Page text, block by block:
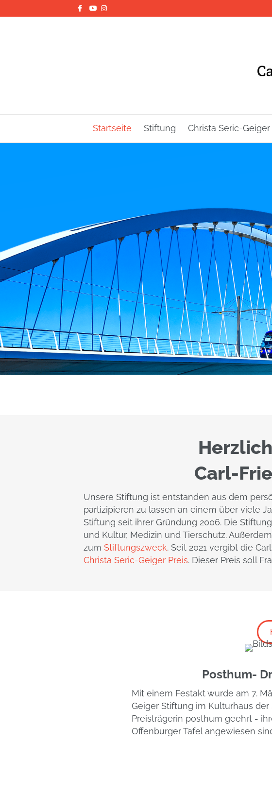
Facebook
YoutubeInstagram
Startseite Stiftung Christa Seric-Geiger
Carl-
Unsere Stiftung ist entstanden aus dem
partizipieren zu lassen an einem über viele
Stiftung seit ihrer Gründung 2006. Die
und Kultur, Medizin und Tierschutz.
zum Stiftungszweck. Seit 2021 vergibt die
Christa Seric-Geiger Preis. Dieser Preis soll
Posthum-
Mit einem Festakt wurde am 7.
Geiger Stiftung im Kulturhaus
Preisträgerin posthum geehrt -
Offenburger Tafel angewiesen